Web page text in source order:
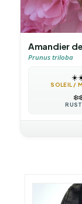
Amandier
Prunus triloba
☀️
SOLEIL /
❄️